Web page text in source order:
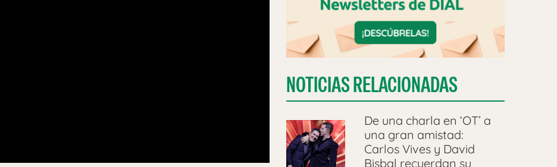
NOTICIAS RELACIONADAS
De una charla en ‘OT’ a
una gran amistad:
Carlos Vives y David
Bisbal recuerdan su